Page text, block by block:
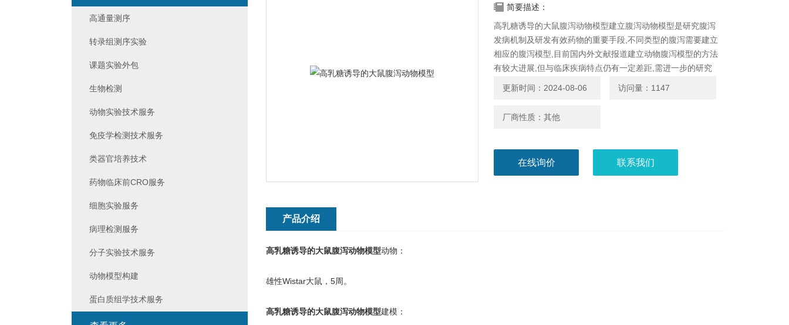
简要描述：
高乳糖诱导的大鼠腹泻动物模型建立腹泻动物模型是研究腹泻
发病机制及研发有效药物的重要手段,不同类型的腹泻需要建立
相应的腹泻模型,目前国内外文献报道建立动物腹泻模型的方法
有较大进展,但与临床疾病特点仍有一定差距,需进一步的研究
和*。
更新时间：2024-08-06 访问量：1147
厂商性质：其他
在线询价 联系我们
产品介绍
高乳糖诱导的大鼠腹泻动物模型动物：
雄性Wistar大鼠，5周。
高乳糖诱导的大鼠腹泻动物模型建模：
高通量测序
转录组测序实验
课题实验外包
生物检测
动物实验技术服务
免疫学检测技术服务
类器官培养技术
药物临床前CRO服务
细胞实验服务
病理检测服务
分子实验技术服务
动物模型构建
蛋白质组学技术服务